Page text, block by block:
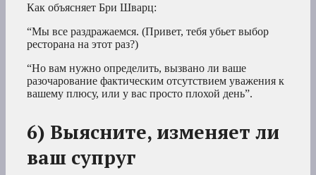
Как объясняет Бри Шварц:
“Мы все раздражаемся. (Привет, тебя убьет выбор
ресторана на этот раз?)
“Но вам нужно определить, вызвано ли ваше
разочарование фактическим отсутствием уважения к
вашему плюсу, или у вас просто плохой день”.
6) Выясните, изменяет ли
ваш супруг